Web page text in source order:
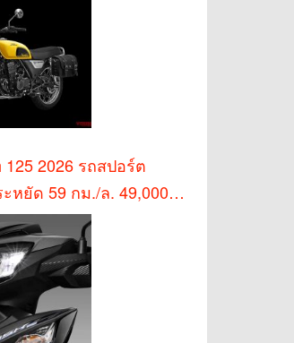
125 2026 รถสปอร์ต
หยัด 59 กม./ล. 49,000